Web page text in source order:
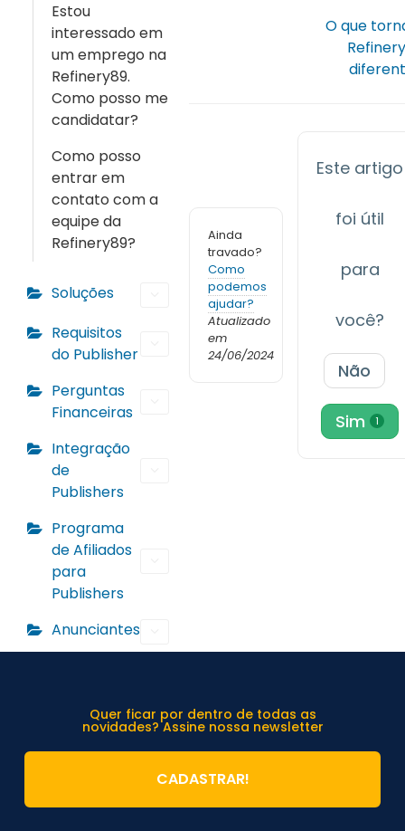
Estou
interessado em
um emprego na
Refinery89.
Como posso me
candidatar?
Como posso
entrar em
contato com a
equipe da
Refinery89?
Soluções
Requisitos
do Publisher
Perguntas
Financeiras
Integração
de
Publishers
Programa
de Afiliados
para
Publishers
Anunciantes
O que
Ainda
travado?
Como
podemos
ajudar?
Atualizado
em
24/06/2024
Este artigo
foi útil
para
você?
Não
Sim 1
Quer ficar por dentro de todas as
novidades? Assine nossa newsletter
CADASTRAR!